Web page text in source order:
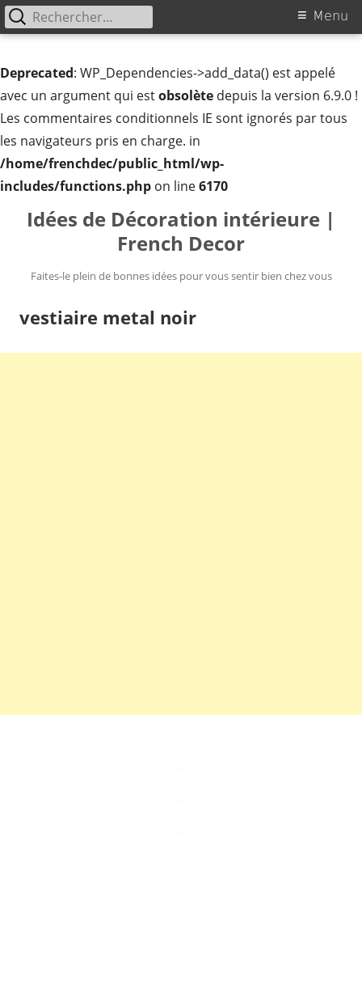
Deprecated: WP_Dependencies->add_data() est appelé
avec un argument qui estobsolète depuis la version 6.9.0 !
Les commentaires conditionnels IE sont ignorés par tous
les navigateurs pris en charge. in
/home/frenchdec/public_html/wp-
includes/functions.php on line6170
Idées de Décoration intérieure |
French Decor
Faites-le plein de bonnes idées pour vous sentir bien chez vous
Menu
Menu
Rechercher :
vestiaire metal noir